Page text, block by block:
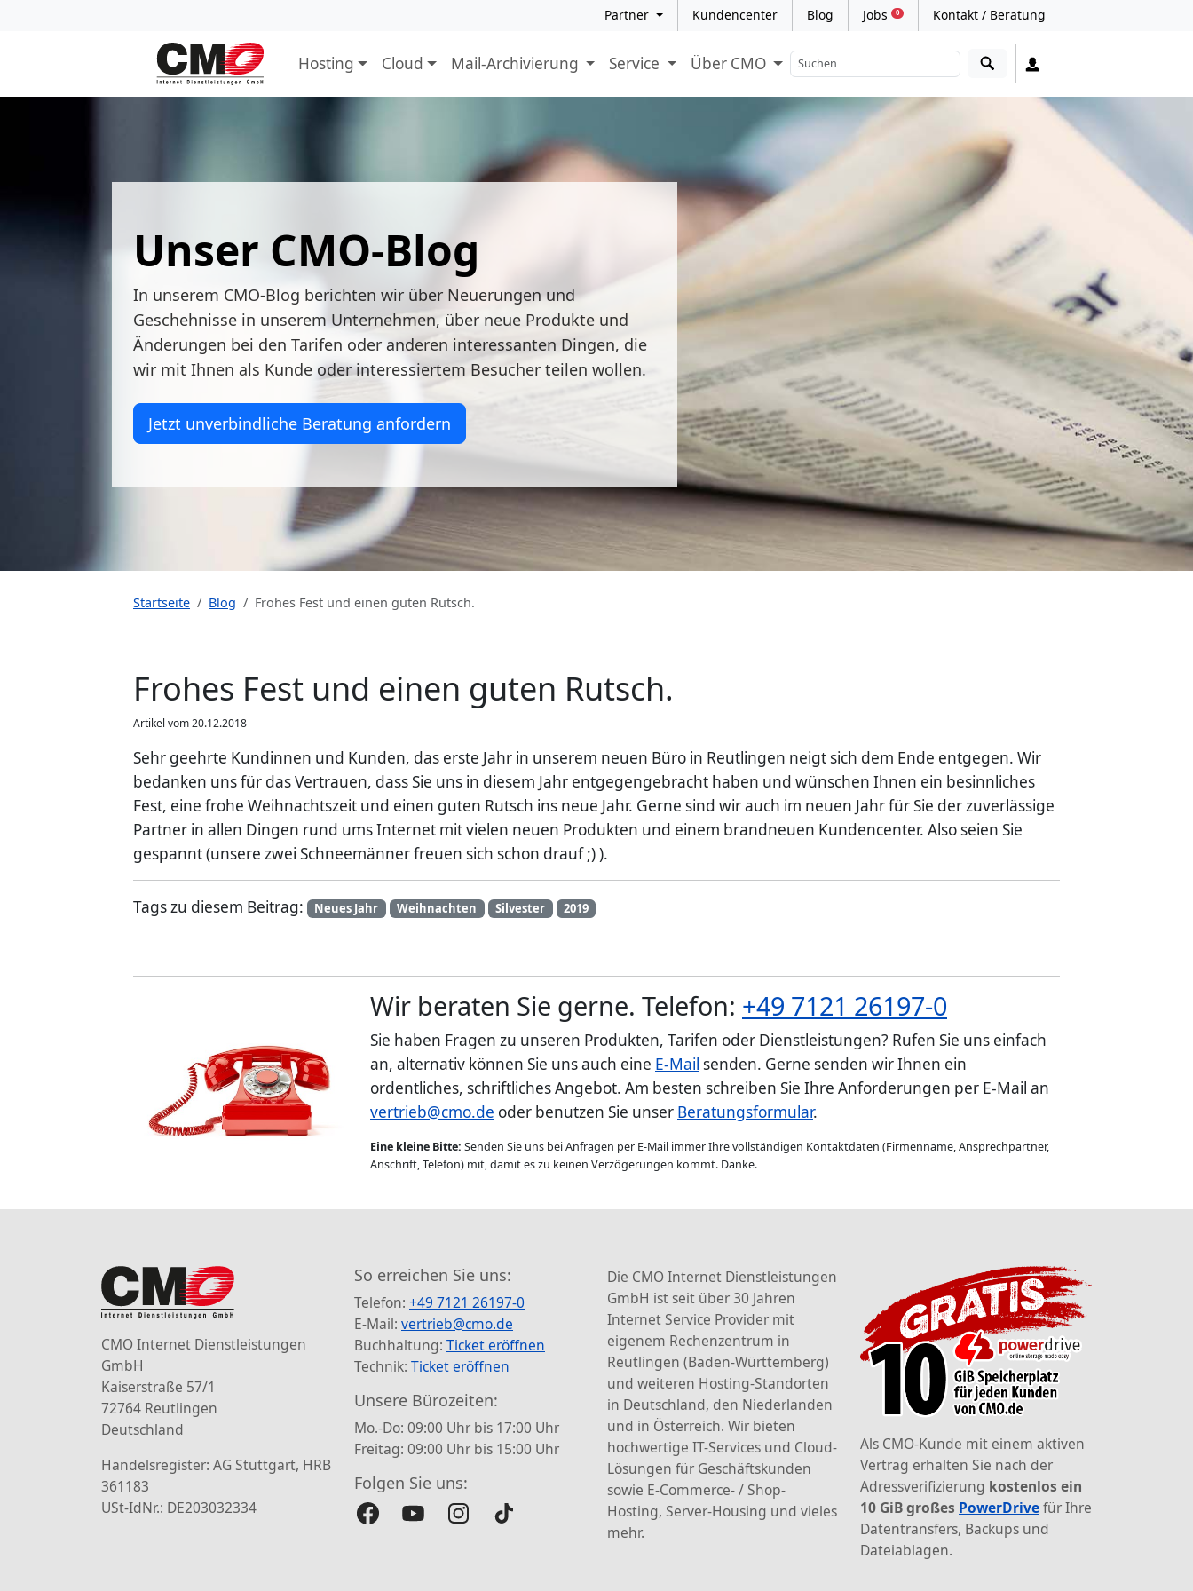
Partner Kundencenter Blog Jobs 0 Kontakt / Beratung
Hosting Cloud Mail-Archivierung Service Über CMO
Unser CMO-Blog
In unserem CMO-Blog berichten wir über Neuerungen und
Geschehnisse in unserem Unternehmen, über neue Produkte und
Änderungen bei den Tarifen oder anderen interessanten Dingen, die
wir mit Ihnen als Kunde oder interessiertem Besucher teilen wollen.
Jetzt unverbindliche Beratung anfordern
Startseite Blog Frohes Fest und einen guten Rutsch.
Frohes Fest und einen guten Rutsch.
Artikel vom 20.12.2018
Sehr geehrte Kundinnen und Kunden, das erste Jahr in unserem neuen Büro in Reutlingen neigt sich dem Ende entgegen. Wir
bedanken uns für das Vertrauen, dass Sie uns in diesem Jahr entgegengebracht haben und wünschen Ihnen ein besinnliches
Fest, eine frohe Weihnachtszeit und einen guten Rutsch ins neue Jahr. Gerne sind wir auch im neuen Jahr für Sie der zuverlässige
Partner in allen Dingen rund ums Internet mit vielen neuen Produkten und einem brandneuen Kundencenter. Also seien Sie
gespannt (unsere zwei Schneemänner freuen sich schon drauf ;) ).
Tags zu diesem Beitrag: Neues Jahr Weihnachten Silvester 2019
Wir beraten Sie gerne. Telefon: +49 7121 26197-0
Sie haben Fragen zu unseren Produkten, Tarifen oder Dienstleistungen? Rufen Sie uns einfach
an, alternativ können Sie uns auch eine E-Mail senden. Gerne senden wir Ihnen ein
ordentliches, schriftliches Angebot. Am besten schreiben Sie Ihre Anforderungen per E-Mail an
vertrieb@cmo.de oder benutzen Sie unser Beratungsformular.
Eine kleine Bitte: Senden Sie uns bei Anfragen per E-Mail immer Ihre vollständigen Kontaktdaten (Firmenname, Ansprechpartner,
Anschrift, Telefon) mit, damit es zu keinen Verzögerungen kommt. Danke.
CMO Internet Dienstleistungen
GmbH
Kaiserstraße 57/1
72764 Reutlingen
Deutschland
Handelsregister: AG Stuttgart, HRB
361183
USt-IdNr.: DE203032334
So erreichen Sie uns:
Telefon: +49 7121 26197-0
E-Mail: vertrieb@cmo.de
Buchhaltung: Ticket eröffnen
Technik: Ticket eröffnen
Unsere Bürozeiten:
Mo.-Do: 09:00 Uhr bis 17:00 Uhr
Freitag: 09:00 Uhr bis 15:00 Uhr
Folgen Sie uns:
Die CMO Internet Dienstleistungen
GmbH ist seit über 30 Jahren
Internet Service Provider mit
eigenem Rechenzentrum in
Reutlingen (Baden-Württemberg)
und weiteren Hosting-Standorten
in Deutschland, den Niederlanden
und in Österreich. Wir bieten
hochwertige IT-Services und Cloud-
Lösungen für Geschäftskunden
sowie E-Commerce- / Shop-
Hosting, Server-Housing und vieles
mehr.
Als CMO-Kunde mit einem aktiven
Vertrag erhalten Sie nach der
Adressverifizierung kostenlos ein
10 GiB großes PowerDrivefür Ihre
Datentransfers, Backups und
Dateiablagen.